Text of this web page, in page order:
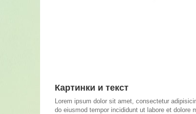
Картинки и текст
Lorem ipsum dolor sit amet, consectetur
do eiusmod tempor incididunt ut labore et dolore